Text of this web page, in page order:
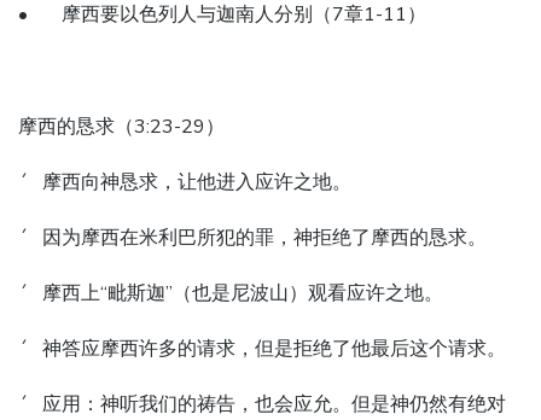
• 摩西要以色列人与迦南人分别（7章1-11）
摩西的恳求（3:23-29）
´ 摩西向神恳求，让他进入应许之地。
´ 因为摩西在米利巴所犯的罪，神拒绝了摩西的恳求。
´ 摩西上“毗斯迦”（也是尼波山）观看应许之地。
´ 神答应摩西许多的请求，但是拒绝了他最后这个请求。
´ 应用：神听我们的祷告，也会应允。但是神仍然有绝对